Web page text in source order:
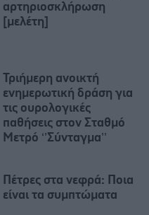
αρτηριοσκλήρωση
[μελέτη]
Τριήμερη ανοικτή
ενημερωτική δράση για
τις ουρολογικές
παθήσεις στον Σταθμό
Μετρό ‘’Σύνταγμα’’
Πέτρες στα νεφρά: Ποια
είναι τα συμπτώματα